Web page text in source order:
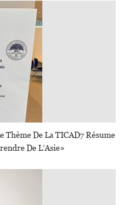
Thème De La TICAD7 Résume
De L’Asie»